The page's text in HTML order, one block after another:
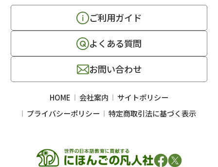
ご利用ガイド
よくある質問
お問い合わせ
HOME 会社案内
サイトポリシー
プライバシーポリシー
特定商取引法に基づく表示